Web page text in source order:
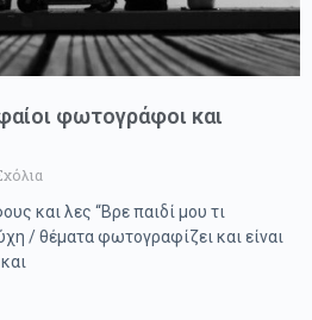
φωτογράφοι και
και λες “Βρε παιδί μου τι
/ θέματα φωτογραφίζει και είναι